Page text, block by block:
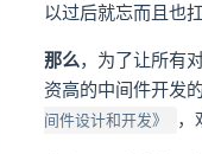
以过后就忘而且也
那么，为了让所有
资高的中间件开发
间件设计和开发》
，